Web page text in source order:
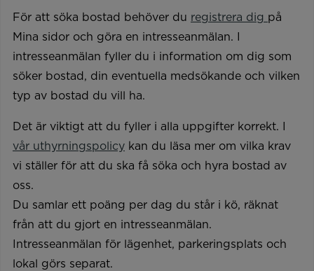
För att söka bostad behöver du registrera dig på
Mina sidor och göra en intresseanmälan. I
intresseanmälan fyller du i information om dig som
söker bostad, din eventuella medsökande och vilken
typ av bostad du vill ha.
Det är viktigt att du fyller i alla uppgifter korrekt. I
vår uthyrningspolicy kan du läsa mer om vilka krav
vi ställer för att du ska få söka och hyra bostad av
oss.
Du samlar ett poäng per dag du står i kö, räknat
från att du gjort en intresseanmälan.
Intresseanmälan för lägenhet, parkeringsplats och
lokal görs separat.